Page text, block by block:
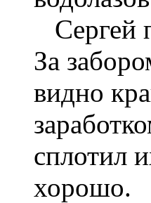
Сергей
За
видно
сплотил
хорошо.